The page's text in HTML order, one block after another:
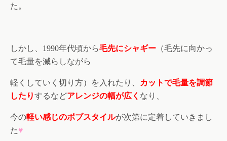
た。
しかし、 1990年代頃から毛先にシャギー （毛先に向かっ
て毛量を減らしながら
軽くしていく切り方）を入れたり、 カットで毛量を調節
したりするなどアレンジの幅が広く なり、
今の軽い感じのボブスタイルが次第に定着していきまし
た♥